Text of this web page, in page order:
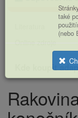
Online zdroje
Kde koupit
Drobečková
navigace
také
(nebo